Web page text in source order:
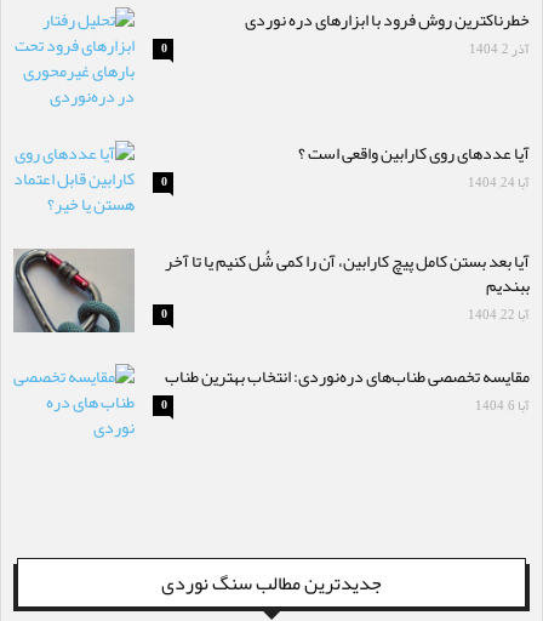
خطرناکترین روش فرود با ابزارهای دره نوردی
آذر 2, 1404 0
آیا عددهای روی کارابین واقعی است ؟
آبا 24, 1404 0
آیا بعد بستن کامل پیچ کارابین، آن را کمی شُل کنیم یا تا آخر
ببندیم
آبا 22, 1404 0
مقایسه تخصصی طناب‌های دره‌نوردی: انتخاب بهترین طناب
آبا 6, 1404 0
جدیدترین مطالب سنگ نوردی